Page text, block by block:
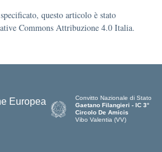
questo articolo è stato
Commons Attribuzione 4.0 Italia.
Convitto Nazionale di Stato
Gaetano Filangieri - IC 3°
Circolo De Amicis
Vibo Valentia (VV)